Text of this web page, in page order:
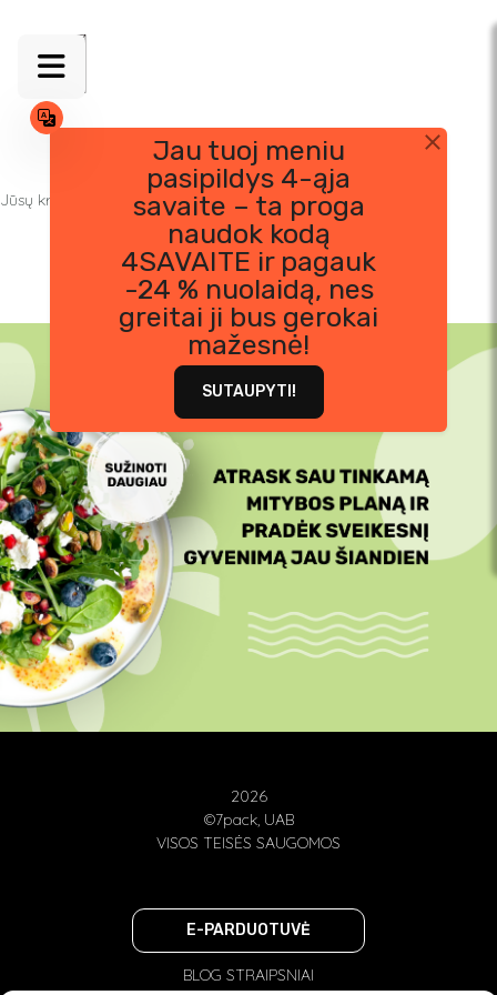
to
Jau tuoj meniu
pasipildys 4-ąja
savaite – ta proga
naudok kodą
4SAVAITE ir pagauk
-24 % nuolaidą, nes
greitai ji bus gerokai
mažesnė!
SUTAUPYTI!
Jūsų krepšelis tuščias.
2026
©7pack, UAB
VISOS TEISĖS SAUGOMOS
E-PARDUOTUVĖ
BLOG STRAIPSNIAI